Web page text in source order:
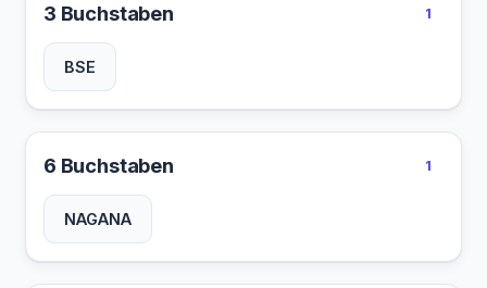
3 Buchstaben 1
BSE
6 Buchstaben 1
NAGANA